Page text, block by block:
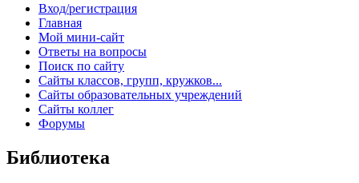
Вход/регистрация
Главная
Мой мини-сайт
Ответы на вопросы
Поиск по сайту
Сайты классов, групп, кружков...
Сайты образовательных учреждений
Сайты коллег
Форумы
Библиотека